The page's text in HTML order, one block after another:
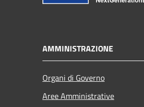
AMMINISTRAZIONE
Organi di Governo
Aree Amministrative